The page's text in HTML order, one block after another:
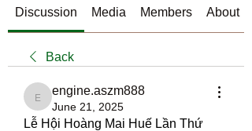
Discussion Media Members About
Back
engine.aszm888
engine.aszm888
June 21, 2025
Lễ Hội Hoàng Mai Huế Lần Thứ